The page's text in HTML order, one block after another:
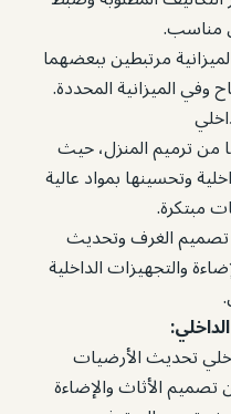
مناسب.
مرتبطين ببعضهما
وفي الميزانية المحددة.
من ترميم المنزل، حيث
وتحسينها بمواد عالية
مبتكرة.
تصميم الغرف وتحديث
والتجهيزات الداخلية
تحديث الأرضيات
تصميم الأثاث والإضاءة